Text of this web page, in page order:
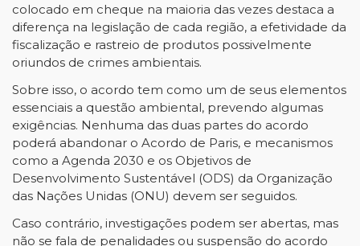
colocado em cheque na maioria das vezes destaca a
diferença na legislação de cada região, a efetividade da
fiscalização e rastreio de produtos possivelmente
oriundos de crimes ambientais.
Sobre isso, o acordo tem como um de seus elementos
essenciais a questão ambiental, prevendo algumas
exigências. Nenhuma das duas partes do acordo
poderá abandonar o Acordo de Paris, e mecanismos
como a Agenda 2030 e os Objetivos de
Desenvolvimento Sustentável (ODS) da Organização
das Nações Unidas (ONU) devem ser seguidos.
Caso contrário, investigações podem ser abertas, mas
não se fala de penalidades ou suspensão do acordo